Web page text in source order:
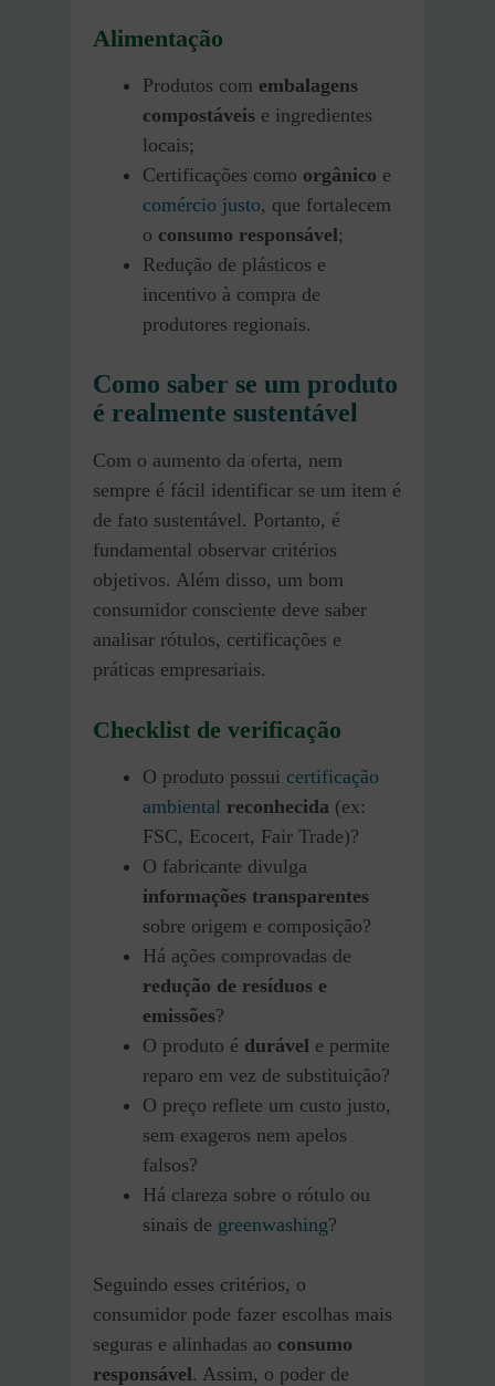
Alimentação
Produtos com embalagens
compostáveis e ingredientes
locais;
Certificações como orgânico e
comércio justo, que fortalecem
o consumo responsável;
Redução de plásticos e
incentivo à compra de
produtores regionais.
Como saber se um produto
é realmente sustentável
Com o aumento da oferta, nem
sempre é fácil identificar se um item é
de fato sustentável. Portanto, é
fundamental observar critérios
objetivos. Além disso, um bom
consumidor consciente deve saber
analisar rótulos, certificações e
práticas empresariais.
Checklist de verificação
O produto possui certificação
ambiental reconhecida (ex:
FSC, Ecocert, Fair Trade)?
O fabricante divulga
informações transparentes
sobre origem e composição?
Há ações comprovadas de
redução de resíduos e
emissões?
O produto é durável e permite
reparo em vez de substituição?
O preço reflete um custo justo,
sem exageros nem apelos
falsos?
Há clareza sobre o rótulo ou
sinais de greenwashing?
Seguindo esses critérios, o
consumidor pode fazer escolhas mais
seguras e alinhadas ao consumo
responsável. Assim, o poder de